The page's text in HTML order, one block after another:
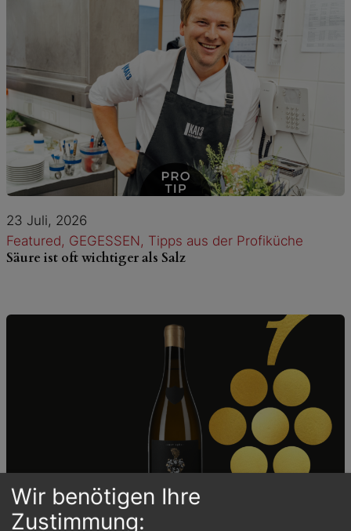
23 Juli, 2026
Featured, GEGESSEN, Tipps aus der Profiküche
Säure ist oft wichtiger als Salz
Wir benötigen Ihre
Zustimmung: